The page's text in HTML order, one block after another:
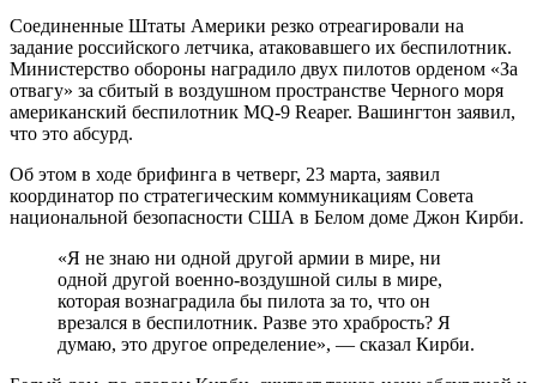
Соединенные Штаты Америки резко отреагировали на
задание российского летчика, атаковавшего их беспилотник.
Министерство обороны наградило двух пилотов орденом «За
отвагу» за сбитый в воздушном пространстве Черного моря
американский беспилотник MQ-9 Reaper. Вашингтон заявил,
что это абсурд.
Об этом в ходе брифинга в четверг, 23 марта, заявил
координатор по стратегическим коммуникациям Совета
национальной безопасности США в Белом доме Джон Кирби.
«Я не знаю ни одной другой армии в мире, ни
одной другой военно-воздушной силы в мире,
которая вознаградила бы пилота за то, что он
врезался в беспилотник. Разве это храбрость? Я
думаю, это другое определение», — сказал Кирби.